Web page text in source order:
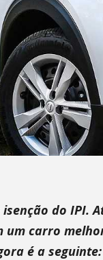
do IPI.
um carro
é a seguinte: